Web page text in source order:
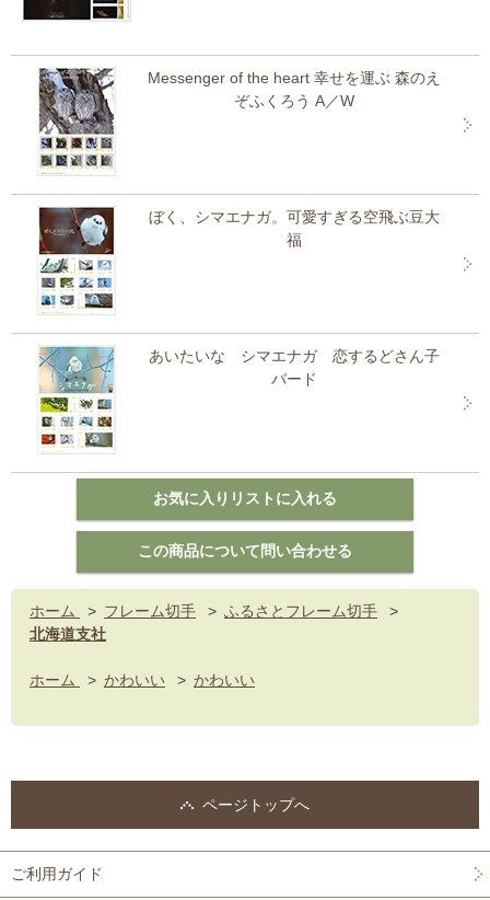
Messenger of the heart 幸せを運ぶ 森のえ
ぞふくろう A／W
ぼく、シマエナガ。可愛すぎる空飛ぶ豆大
福
あいたいな シマエナガ 恋するどさん子
バード
ホーム > フレーム切手 > ふるさとフレーム切手
>
北海道支社
ホーム > かわいい > かわいい
ページトップへ
ご利用ガイド